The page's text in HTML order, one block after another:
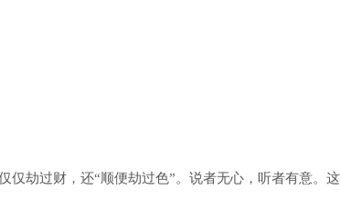
劫过财，还“顺便劫过色”。说者无心，听者有意。这